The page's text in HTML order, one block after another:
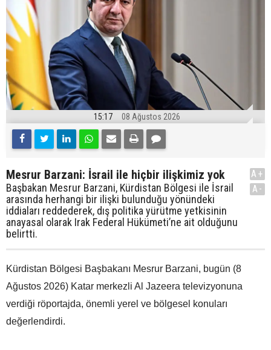
15:17 08 Ağustos 2026
Mesrur Barzani: İsrail ile hiçbir ilişkimiz yok
Başbakan Mesrur Barzani, Kürdistan Bölgesi ile İsrail
arasında herhangi bir ilişki bulunduğu yönündeki
iddiaları reddederek, dış politika yürütme yetkisinin
anayasal olarak Irak Federal Hükümeti’ne ait olduğunu
belirtti.
A+
A-
Kürdistan Bölgesi Başbakanı Mesrur Barzani, bugün (8
Ağustos 2026) Katar merkezli Al Jazeera televizyonuna
verdiği röportajda, önemli yerel ve bölgesel konuları
değerlendirdi.